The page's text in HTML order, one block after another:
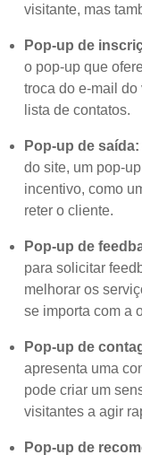
visitante, mas
Pop-up de
o pop-up que
troca do e-mail
lista de contatos.
Pop-up de saída:
do site, um pop-
incentivo, como
reter o cliente.
Pop-up de
para solicitar
melhorar os
se importa com a
Pop-up de
apresenta uma
pode criar um
visitantes a agir
Pop-up de